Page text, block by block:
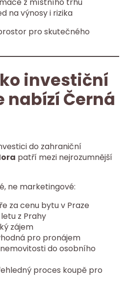
z místního trhu
na výnosy i rizika
pro skutečného
investiční
nabízí Černá
do zahraniční
patří mezi nejrozumnější
ne marketingové:
za cenu bytu v Praze
z Prahy
zájem
pro pronájem
do osobního
proces koupě pro